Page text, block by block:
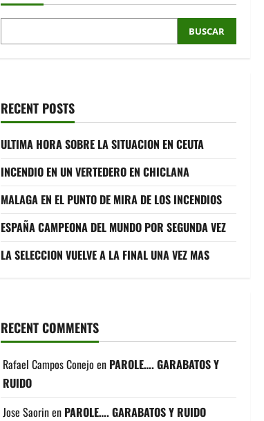
BUSCAR
RECENT POSTS
ULTIMA HORA SOBRE LA SITUACION EN CEUTA
INCENDIO EN UN VERTEDERO EN CHICLANA
MALAGA EN EL PUNTO DE MIRA DE LOS INCENDIOS
ESPAÑA CAMPEONA DEL MUNDO POR SEGUNDA VEZ
LA SELECCION VUELVE A LA FINAL UNA VEZ MAS
RECENT COMMENTS
Rafael Campos Conejo en PAROLE…. GARABATOS Y
RUIDO
Jose Saorinen PAROLE…. GARABATOS Y RUIDO